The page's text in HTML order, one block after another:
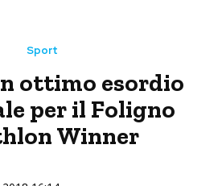
Sport
ottimo esordio
per il Foligno
Winner